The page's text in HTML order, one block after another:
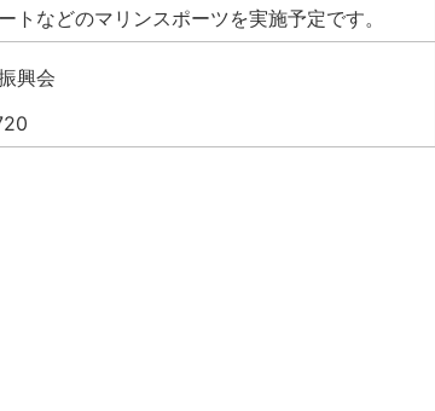
トなどのマリンスポーツを実施予定です。
興会